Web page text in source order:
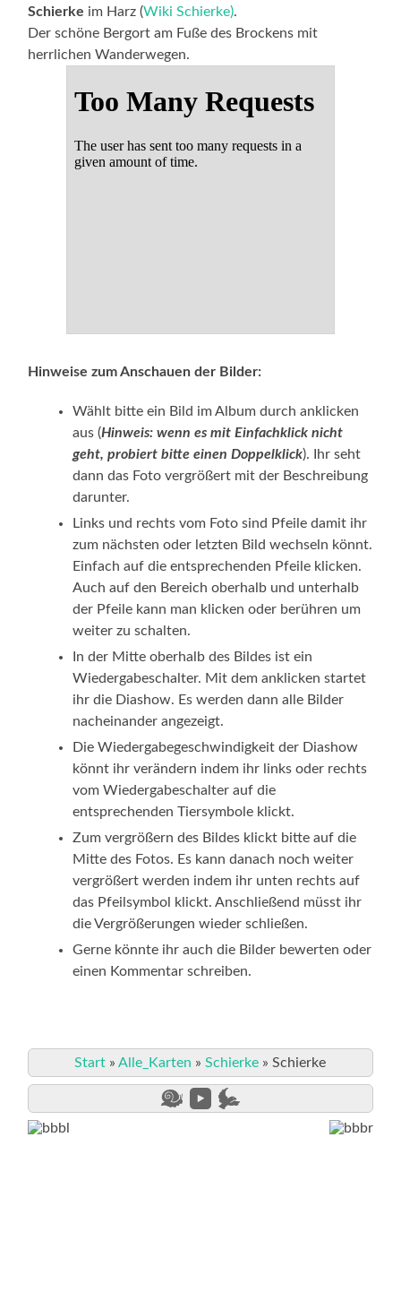
Schierke im Harz (Wiki Schierke).
Der schöne Bergort am Fuße des Brockens mit
herrlichen Wanderwegen.
Hinweise zum Anschauen der Bilder:
Wählt bitte ein Bild im Album durch anklicken
aus (Hinweis: wenn es mit Einfachklick nicht
geht, probiert bitte einen Doppelklick). Ihr seht
dann das Foto vergrößert mit der Beschreibung
darunter.
Links und rechts vom Foto sind Pfeile damit ihr
zum nächsten oder letzten Bild wechseln könnt.
Einfach auf die entsprechenden Pfeile klicken.
Auch auf den Bereich oberhalb und unterhalb
der Pfeile kann man klicken oder berühren um
weiter zu schalten.
In der Mitte oberhalb des Bildes ist ein
Wiedergabeschalter. Mit dem anklicken startet
ihr die Diashow. Es werden dann alle Bilder
nacheinander angezeigt.
Die Wiedergabegeschwindigkeit der Diashow
könnt ihr verändern indem ihr links oder rechts
vom Wiedergabeschalter auf die
entsprechenden Tiersymbole klickt.
Zum vergrößern des Bildes klickt bitte auf die
Mitte des Fotos. Es kann danach noch weiter
vergrößert werden indem ihr unten rechts auf
das Pfeilsymbol klickt. Anschließend müsst ihr
die Vergrößerungen wieder schließen.
Gerne könnte ihr auch die Bilder bewerten oder
einen Kommentar schreiben.
Start »Alle_Karten »Schierke »Schierke